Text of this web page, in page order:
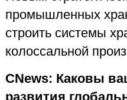
промышленных
строить системы
колоссальной
CNews: Каковы
развития